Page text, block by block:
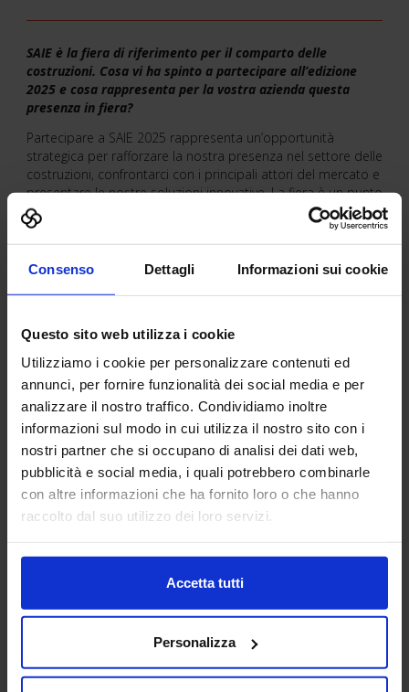
Consenso Dettagli Informazioni sui cookie
Questo sito web utilizza i cookie
Utilizziamo i cookie per personalizzare contenuti ed
annunci, per fornire funzionalità dei social media e per
analizzare il nostro traffico. Condividiamo inoltre
informazioni sul modo in cui utilizza il nostro sito con i
nostri partner che si occupano di analisi dei dati web,
pubblicità e social media, i quali potrebbero combinarle
con altre informazioni che ha fornito loro o che hanno
raccolto dal suo utilizzo dei loro servizi.
Accetta tutti
Personalizza
SAIE è la fiera di riferimento per il comparto delle
costruzioni. Cosa vi ha spinto a partecipare all’edizione
2025 e cosa rappresenta per la vostra azienda questa
presenza in fiera?
Partecipare a SAIE 2025 rappresenta un’opportunità
strategica per rafforzare la nostra presenza nel settore delle
costruzioni, confrontarci con i principali attori del mercato e
presentare le nostre soluzioni innovative. La fiera è un punto
di riferimento per il comparto e ci consentirà di far
conoscere a tecnici e imprese del Centro e Sud Italia la
filosofia che ispira le nostre tecnologie.
Quali novità o soluzioni presenterete in occasione di SAIE
Bari 2025? In che modo rispondono alle esigenze attuali
A SAIE Bari 2025 porteremo le nostre tecnologie di
miglioramento sismico a secco: soluzioni in acciaio,
monofacciali e modulari che consentono di combinare il
rinforzo strutturale con l’isolamento termico. A queste
ultime affiancheremo, se pronte, alcune nuove soluzioni
attualmente in fase di sviluppo, pensate per rispondere in
modo sempre più efficace alle esigenze di sicurezza,
sostenibilità e rapidità d’intervento. La nostra
partecipazione vuole essere anche un momento di
confronto con il mercato e i professionisti, per condividere
visioni e anticipare insieme le sfide future nel campo della
SAIE valorizza fortemente il legame con il territorio.
Raccontaci qualche progetto/intervento/case history
particolarmente interessante che avete realizzato nel
Bellis” di Castellana (BA), realizzato con il sistema Resisto 5.9